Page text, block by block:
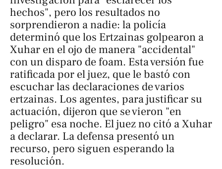
hechos", pero los resultados no
sorprendieron a nadie: la policía
determinó que los Ertzainas golpearon a
Xuhar en el ojo de manera "accidental"
con un disparo de foam. Esta versión fue
ratificada por el juez, que le bastó con
escuchar las declaraciones de varios
ertzainas. Los agentes, para justificar su
actuación, dijeron que se vieron "en
peligro" esa noche. El juez no citó a Xuhar
a declarar. La defensa presentó un
recurso, pero siguen esperando la
resolución.